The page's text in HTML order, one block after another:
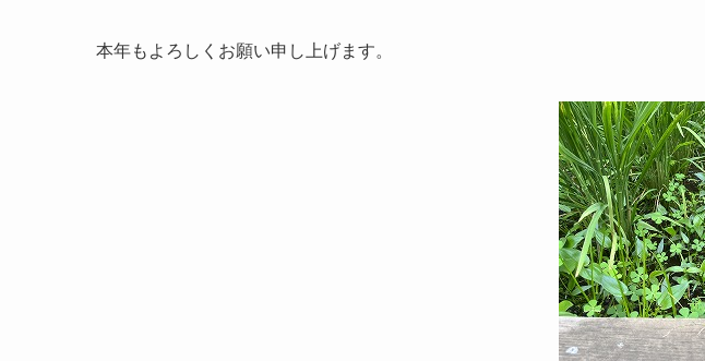
本年もよろしくお願い申し上げます。